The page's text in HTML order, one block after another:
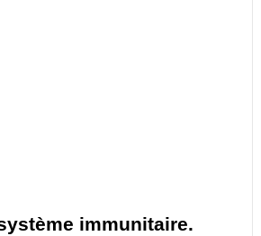
immunitaire.